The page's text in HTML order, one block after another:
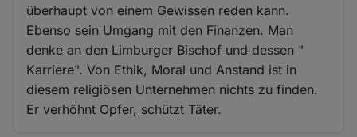
überhaupt von einem Gewissen reden kann.
Ebenso sein Umgang mit den Finanzen. Man
denke an den Limburger Bischof und dessen "
Karriere". Von Ethik, Moral und Anstand ist in
diesem religiösen Unternehmen nichts zu finden.
Er verhöhnt Opfer, schützt Täter.